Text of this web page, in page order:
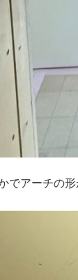
でアーチの形